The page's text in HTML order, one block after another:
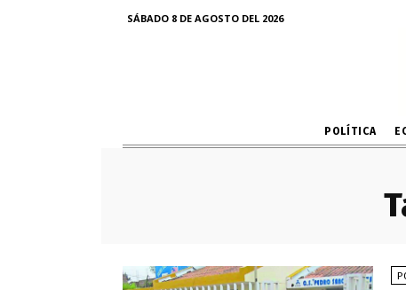
SÁBADO 8 DE AGOSTO DEL 2026
POLÍTICA